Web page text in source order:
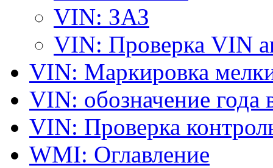
VIN: ЗАЗ
VIN: Проверка VIN
VIN: Маркировка
VIN: обозначение года
VIN: Проверка
WMI: Оглавление